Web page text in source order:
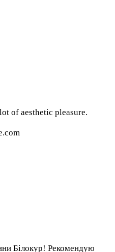
of aesthetic pleasure.
Білокур! Рекомендую